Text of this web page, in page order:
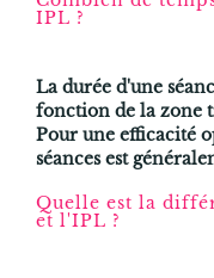
IPL ?
La durée d'une
fonction de la zone
Pour une efficacité
séances est
Quelle est la
et l'IPL ?